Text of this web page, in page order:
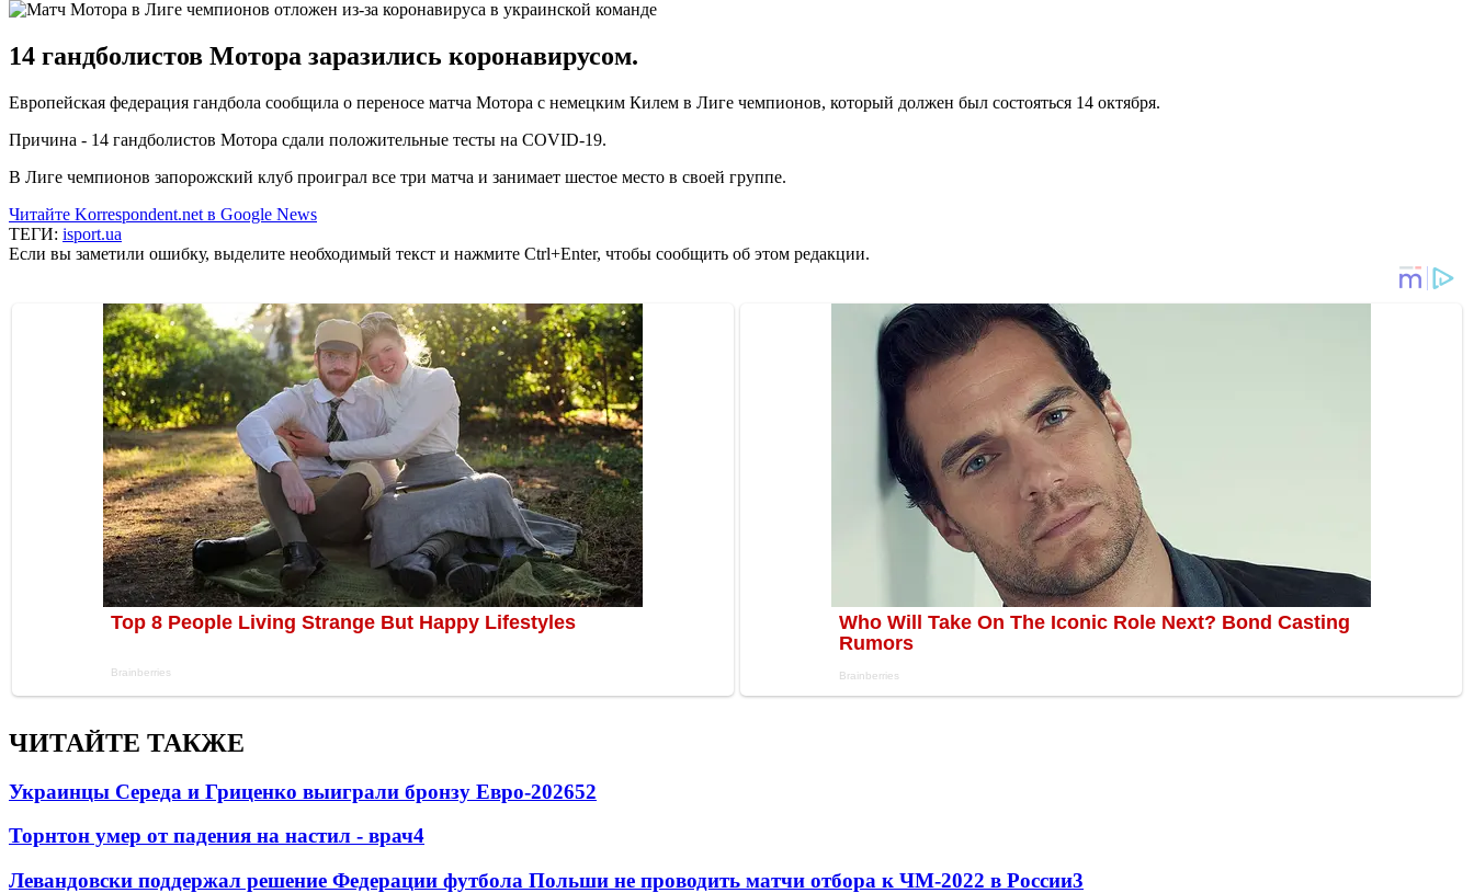
14 гандболистов Мотора заразились коронавирусом.
Европейская федерация гандбола сообщила о переносе матча Мотора с немецким Килем в Лиге чемпионов, который должен был состояться 14 октября.
Причина - 14 гандболистов Мотора сдали положительные тесты на COVID-19.
В Лиге чемпионов запорожский клуб проиграл все три матча и занимает шестое место в своей группе.
Читайте Korrespondent.net в Google News
ТЕГИ: isport.ua
Если вы заметили ошибку, выделите необходимый текст и нажмите Ctrl+Enter, чтобы сообщить об этом редакции.
ЧИТАЙТЕ ТАКЖЕ
Украинцы Середа и Гриценко выиграли бронзу Евро-202652
Торнтон умер от падения на настил - врач4
Левандовски поддержал решение Федерации футбола Польши не проводить матчи отбора к ЧМ-2022 в России3